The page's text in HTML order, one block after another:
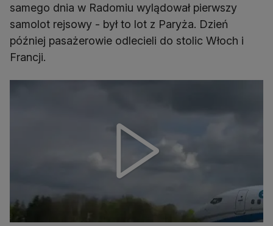
samego dnia w Radomiu wylądował pierwszy
samolot rejsowy - był to lot z Paryża. Dzień
później pasażerowie odlecieli do stolic Włoch i
Francji.